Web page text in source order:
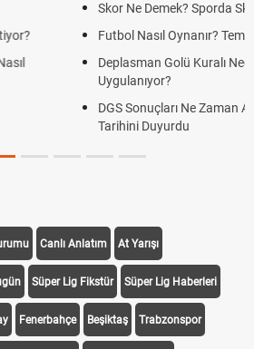
Sporda Skor ve Sonuç Kavramları
Temel Futbol Kuralları
Kuralı Nedir? Hangi Organizasyonlarda
Ne Zaman Açıklanacak 2026? ÖSYM Sonuç
Canlı Anlatım At Yarışı
Süper Lig Fikstür Süper Lig Haberleri
Fenerbahçe Beşiktaş Trabzonspor